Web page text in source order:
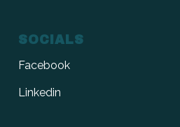
SOCIALS
Facebook
Linkedin